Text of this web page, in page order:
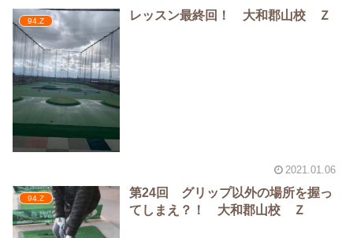
94.Z レッスン最終回！ 大和郡山校 Ｚ
2021.01.06
94.Z
第24回 グリップ以外の場所を握っ
てしまえ？！ 大和郡山校 Ｚ